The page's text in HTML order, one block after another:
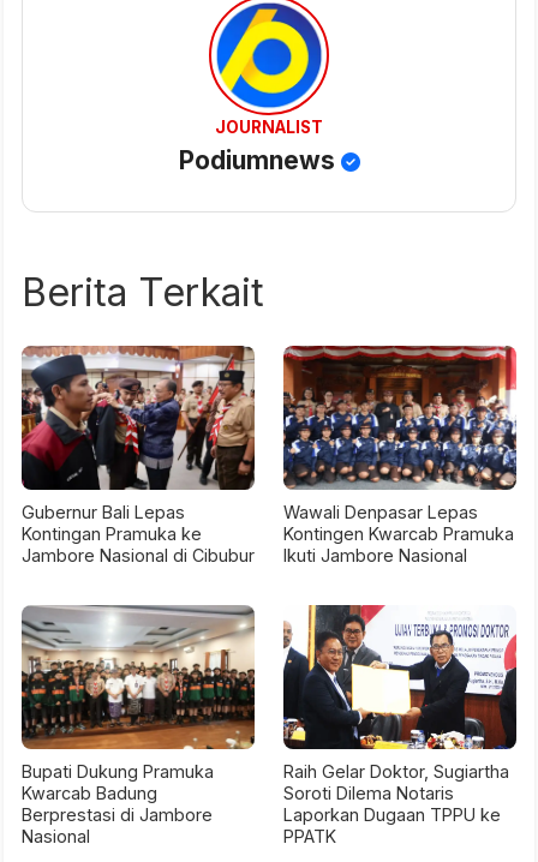
JOURNALIST
Podiumnews
Berita Terkait
Gubernur Bali Lepas
Kontingan Pramuka ke
Jambore Nasional di Cibubur
Wawali Denpasar Lepas
Kontingen Kwarcab Pramuka
Ikuti Jambore Nasional
Bupati Dukung Pramuka
Kwarcab Badung
Berprestasi di Jambore
Nasional
Raih Gelar Doktor, Sugiartha
Soroti Dilema Notaris
Laporkan Dugaan TPPU ke
PPATK